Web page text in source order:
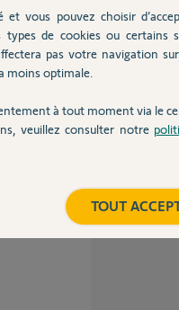
vous pouvez choisir
de cookies ou certains
pas votre navigation
moins optimale.
à tout moment via le
veuillez consulter notre
TOUT